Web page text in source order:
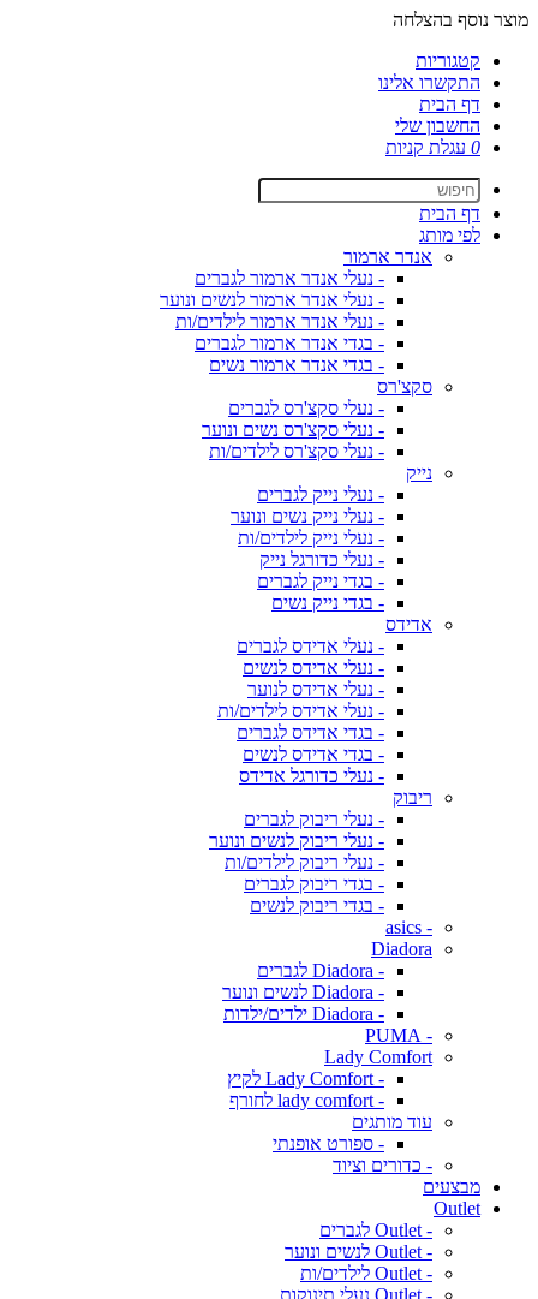
מוצר נוסף בהצלחה
קטגוריות
התקשרו אלינו
דף הבית
החשבון שלי
0 עגלת קניות
דף הבית
לפי מותג
אנדר ארמור
- נעלי אנדר ארמור לגברים
- נעלי אנדר ארמור לנשים ונוער
- נעלי אנדר ארמור לילדים/ות
- בגדי אנדר ארמור לגברים
- בגדי אנדר ארמור נשים
סקצ'רס
- נעלי סקצ'רס לגברים
- נעלי סקצ'רס נשים ונוער
- נעלי סקצ'רס לילדים/ות
נייק
- נעלי נייק לגברים
- נעלי נייק נשים ונוער
- נעלי נייק לילדים/ות
- נעלי כדורגל נייק
- בגדי נייק לגברים
- בגדי נייק נשים
אדידס
- נעלי אדידס לגברים
- נעלי אדידס לנשים
- נעלי אדידס לנוער
- נעלי אדידס לילדים/ות
- בגדי אדידס לגברים
- בגדי אדידס לנשים
- נעלי כדורגל אדידס
ריבוק
- נעלי ריבוק לגברים
- נעלי ריבוק לנשים ונוער
- נעלי ריבוק לילדים/ות
- בגדי ריבוק לגברים
- בגדי ריבוק לנשים
- asics
Diadora
- Diadora לגברים
- Diadora לנשים ונוער
- Diadora ילדים/ילדות
- PUMA
Lady Comfort
- Lady Comfort לקיץ
- lady comfort לחורף
עוד מותגים
- ספורט אופנתי
- כדורים וציוד
מבצעים
Outlet
- Outlet לגברים
- Outlet לנשים ונוער
- Outlet לילדים/ות
- Outlet נעלי תינוקות